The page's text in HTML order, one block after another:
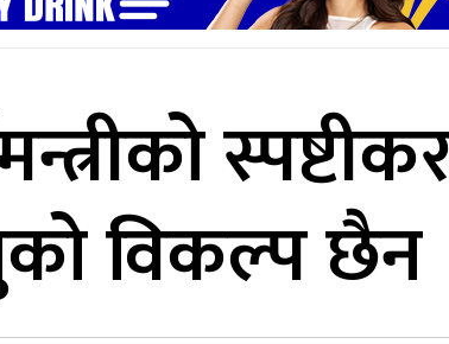
विकल्प छैन